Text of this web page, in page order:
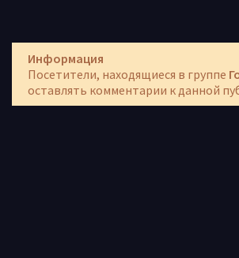
Информация
Посетители, находящиеся в группе
оставлять комментарии к данной